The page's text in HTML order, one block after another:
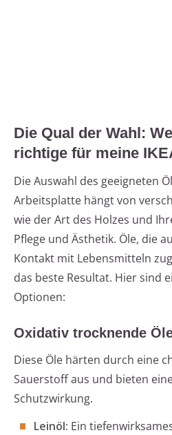
Die Qual der Wahl:
richtige für meine
Die Auswahl des geeigneten
Arbeitsplatte hängt von
wie der Art des Holzes und
Pflege und Ästhetik. Öle, die
Kontakt mit Lebensmitteln
das beste Resultat. Hier sind
Optionen:
Oxidativ trocknende
Diese Öle härten durch eine
Sauerstoff aus und bieten
Schutzwirkung.
Leinöl: Ein